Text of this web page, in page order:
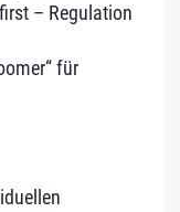
– Regulation
für